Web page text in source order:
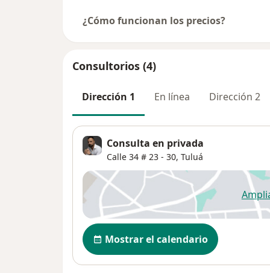
asignado.
El pago debe realizarse al menos 24
Puedes hacerlo a través de:
Bancolombia: 76242057216
Nequi o DaviPlata:
Una vez hecho el pago, envía el
confirmar tu asistencia si es una cita
¿Cómo funcionan los precios?
Consultorios (4)
Dirección 1 En línea Dirección 2
Consulta en privada
Calle 34 # 23 - 30, Tuluá
Disponibilidad
Mostrar el calendario